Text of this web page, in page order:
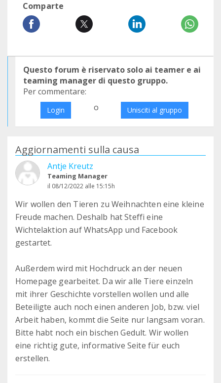
Comparte
Questo forum è riservato solo ai teamer e ai
teaming manager di questo gruppo.
Per commentare:
Login o Unisciti al gruppo
Aggiornamenti sulla causa
Antje Kreutz
Teaming Manager
il 08/12/2022 alle 15:15h
Wir wollen den Tieren zu Weihnachten eine kleine
Freude machen. Deshalb hat Steffi eine
Wichtelaktion auf WhatsApp und Facebook
gestartet.
Außerdem wird mit Hochdruck an der neuen
Homepage gearbeitet. Da wir alle Tiere einzeln
mit ihrer Geschichte vorstellen wollen und alle
Beteiligte auch noch einen anderen Job, bzw. viel
Arbeit haben, kommt die Seite nur langsam voran.
Bitte habt noch ein bischen Gedult. Wir wollen
eine richtig gute, informative Seite für euch
erstellen.